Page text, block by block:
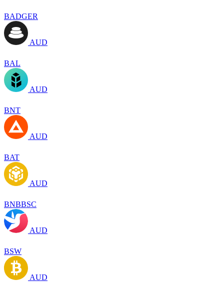
BADGER
AUD
BAL
AUD
BNT
AUD
BAT
AUD
BNBBSC
AUD
BSW
AUD